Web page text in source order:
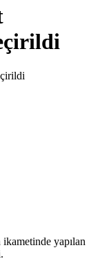
yapılan